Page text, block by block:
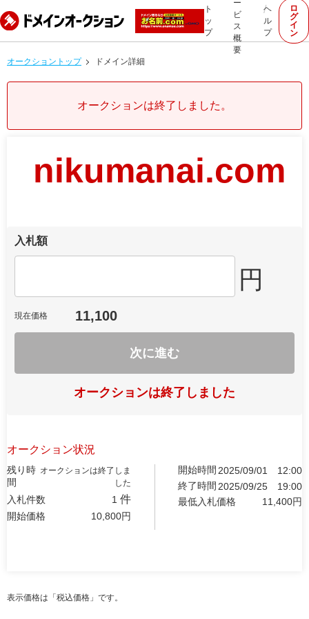
ト
ッ
プ
ー
ビ
ス
概
要
ヘ
ル
プ
ロ
グ
イ
ン
オークショントップ ドメイン詳細
オークションは終了しました。
nikumanai.com
入札額
円
現在価格 11,100
次に進む
オークションは終了しました
オークション状況
残り時
間
オークションは終了しま
した
入札件数 1 件
開始価格 10,800円
開始時間 2025/09/01
12:00
終了時間 2025/09/25
19:00
最低入札価格
11,400円
表示価格は「税込価格」です。